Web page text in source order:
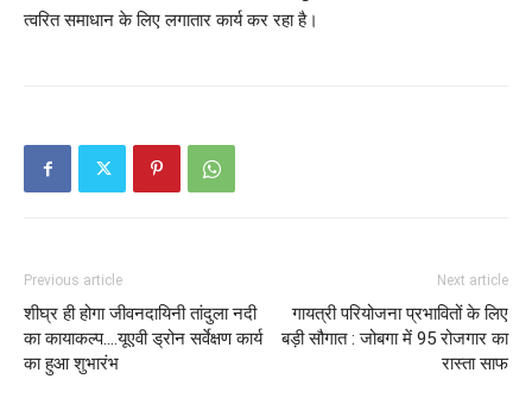
त्वरित समाधान के लिए लगातार कार्य कर रहा है।
Previous article
शीघ्र ही होगा जीवनदायिनी तांदुला नदी
का कायाकल्प….यूएवी ड्रोन सर्वेक्षण कार्य
का हुआ शुभारंभ
Next article
गायत्री परियोजना प्रभावितों के लिए
बड़ी सौगात : जोबगा में 95 रोजगार का
रास्ता साफ